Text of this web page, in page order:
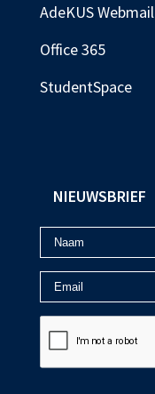
AdeKUS Webmail
Office 365
StudentSpace
NIEUWSBRIEF